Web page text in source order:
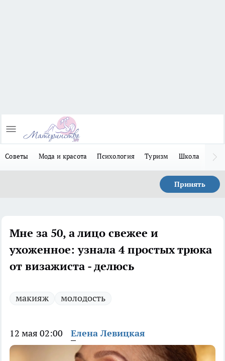
Советы Мода и красота Психология Туризм Школа
Принять
Мне за 50, а лицо свежее и
ухоженное: узнала 4 простых трюка
от визажиста - делюсь
макияж молодость
12 мая 02:00 Елена Левицкая